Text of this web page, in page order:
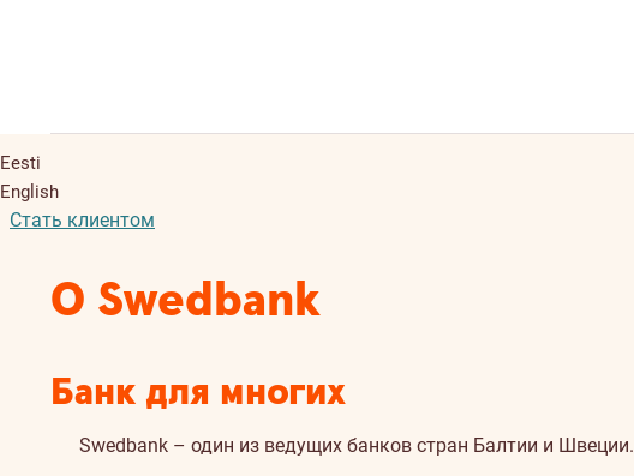
Eesti
English
Стать клиентом
О Swedbank
Банк для многих
Swedbank – один из ведущих банков стран Балтии и Швеции.